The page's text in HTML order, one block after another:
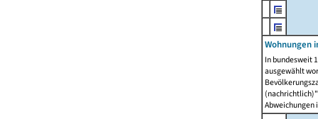
Wohnungen
In bundesweit
ausgewählt
Abweichungen